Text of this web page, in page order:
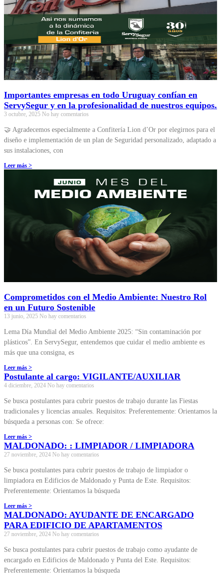
Importantes empresas en todo Uruguay confían en
ServySegur y en la profesionalidad de nuestros equipos.
3 octubre, 2025 No hay comentarios
🤝 Agradecemos especialmente a Confitería Lion d’Or por elegirnos para el
diseño e implementación de un plan de Seguridad personalizado, adaptado a
sus instalaciones, con
Leer más >
Comprometidos con el Medio Ambiente: Nuestro Rol
en un Futuro Sostenible
13 junio, 2025 No hay comentarios
Lema Día Mundial del Medio Ambiente 2025: “Sin contaminación por
plásticos”. En ServySegur, entendemos que cuidar el medio ambiente es
más que una consigna, es
Leer más >
Postulante al cargo: VIGILANTE/AUXILIAR
4 diciembre, 2024 No hay comentarios
Se busca postulantes para cubrir puestos de trabajo durante las Fiestas
tradicionales y licencias anuales. Requisitos: Preferentemente: Orientamos la
búsqueda a personas con: Se ofrece:
Leer más >
MALDONADO: : LIMPIADOR / LIMPIADORA
27 noviembre, 2024 No hay comentarios
Se busca postulantes para cubrir puestos de trabajo de limpiador o
limpiadora en Edificios de Maldonado y Punta de Este. Requisitos:
Preferentemente: Orientamos la búsqueda
Leer más >
MALDONADO: AYUDANTE DE ENCARGADO
PARA EDIFICIO DE APARTAMENTOS
27 noviembre, 2024 No hay comentarios
Se busca postulantes para cubrir puestos de trabajo como ayudante de
encargado en Edificios de Maldonado y Punta del Este. Requisitos:
Preferentemente: Orientamos la búsqueda